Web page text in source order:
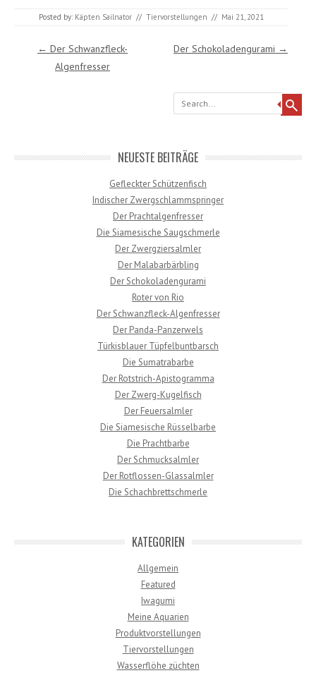
Posted by: Käpten Sailnator // Tiervorstellungen // Mai 21, 2021
Post navigation
← Der Schwanzfleck-
Algenfresser
Der Schokoladengurami →
Search
NEUESTE BEITRÄGE
Gefleckter Schützenfisch
Indischer Zwergschlammspringer
Der Prachtalgenfresser
Die Siamesische Saugschmerle
Der Zwergziersalmler
Der Malabarbärbling
Der Schokoladengurami
Roter von Rio
Der Schwanzfleck-Algenfresser
Der Panda-Panzerwels
Türkisblauer Tüpfelbuntbarsch
Die Sumatrabarbe
Der Rotstrich-Apistogramma
Der Zwerg-Kugelfisch
Der Feuersalmler
Die Siamesische Rüsselbarbe
Die Prachtbarbe
Der Schmucksalmler
Der Rotflossen-Glassalmler
Die Schachbrettschmerle
KATEGORIEN
Allgemein
Featured
Iwagumi
Meine Aquarien
Produktvorstellungen
Tiervorstellungen
Wasserflöhe züchten